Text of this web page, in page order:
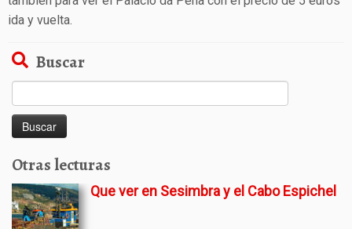
ida y vuelta.
Buscar
Otras lecturas
Que ver en Sesimbra y el Cabo Espichel